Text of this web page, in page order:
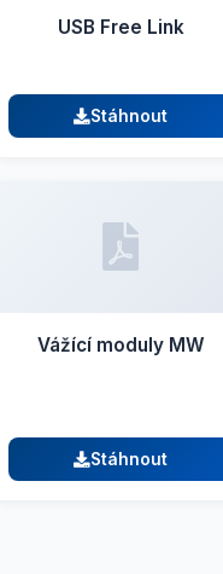
USB Free Link
Stáhnout
Vážící moduly MW
Stáhnout